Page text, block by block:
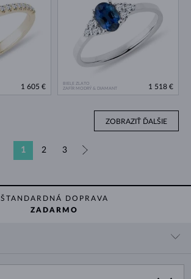
1 605 €
BIELE ZLATO
ZAFÍR MODRÝ & DIAMANT
1 518 €
ZOBRAZIŤ ĎALŠIE
1 2 3
ŠTANDARDNÁ DOPRAVA
ZADARMO